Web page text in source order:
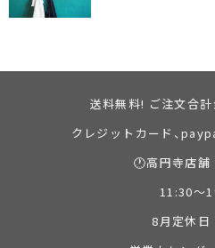
送料無料! ご注文合
クレジットカード、
🕐高円寺店舗
11:30～
8月定休日